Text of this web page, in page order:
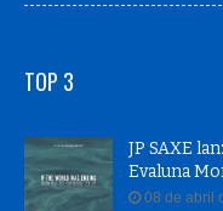
TOP 3
JP SAXE
Evaluna
08 de abril